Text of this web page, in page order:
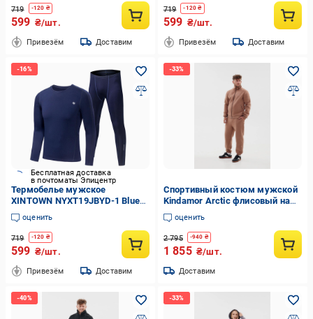
719 -120 ₴
599 ₴/шт.
Привезём Доставим
719 -120 ₴
599 ₴/шт.
Привезём Доставим
Бесплатная доставка
в почтоматы Эпицентр
Термобелье мужское
XINTOWN NYXT19JBYD-1 Blue
2XL приятный к телу флисовый
костюм сохраняющий тепло
оценить
719 -120 ₴
599 ₴/шт.
Привезём Доставим
Спортивный костюм мужской
Kindamor Arctic флисовый на
змейке XXL Коричневый
(1870745841)
оценить
2 795 -940 ₴
1 855 ₴/шт.
Доставим